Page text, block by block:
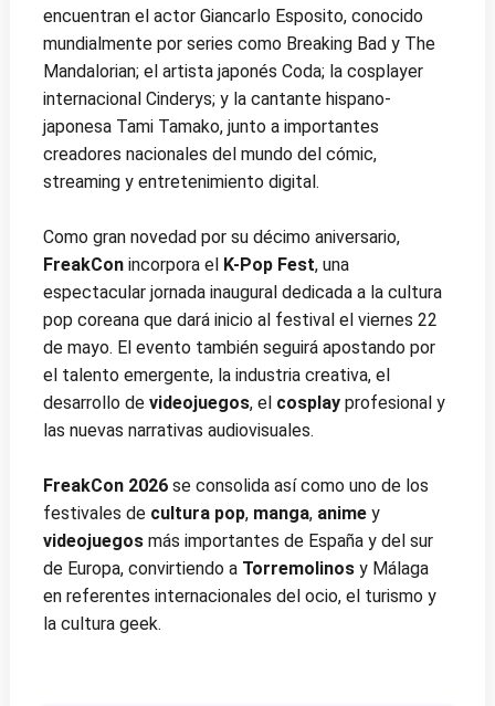
encuentran el actor Giancarlo Esposito, conocido
mundialmente por series como Breaking Bad y The
Mandalorian; el artista japonés Coda; la cosplayer
internacional Cinderys; y la cantante hispano-
japonesa Tami Tamako, junto a importantes
creadores nacionales del mundo del cómic,
streaming y entretenimiento digital.
Como gran novedad por su décimo aniversario,
FreakCon incorpora el K-Pop Fest, una
espectacular jornada inaugural dedicada a la cultura
pop coreana que dará inicio al festival el viernes 22
de mayo. El evento también seguirá apostando por
el talento emergente, la industria creativa, el
desarrollo devideojuegos, el cosplay profesional y
las nuevas narrativas audiovisuales.
FreakCon 2026 se consolida así como uno de los
festivales de cultura pop, manga, anime y
videojuegos más importantes de España y del sur
de Europa, convirtiendo a Torremolinos y Málaga
en referentes internacionales del ocio, el turismo y
la cultura geek.